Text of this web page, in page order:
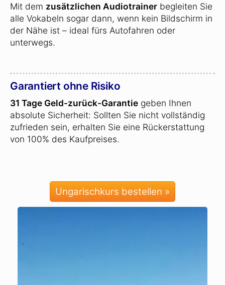
Mit dem zusätzlichen Audiotrainer begleiten Sie
alle Vokabeln sogar dann, wenn kein Bildschirm in
der Nähe ist – ideal fürs Autofahren oder
unterwegs.
Garantiert ohne Risiko
31 Tage Geld-zurück-Garantie geben Ihnen
absolute Sicherheit: Sollten Sie nicht vollständig
zufrieden sein, erhalten Sie eine Rückerstattung
von 100% des Kaufpreises.
Ungarischkurs bestellen »